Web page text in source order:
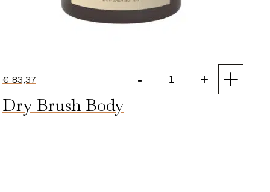
€ 83,37 - +
Dry Brush Body